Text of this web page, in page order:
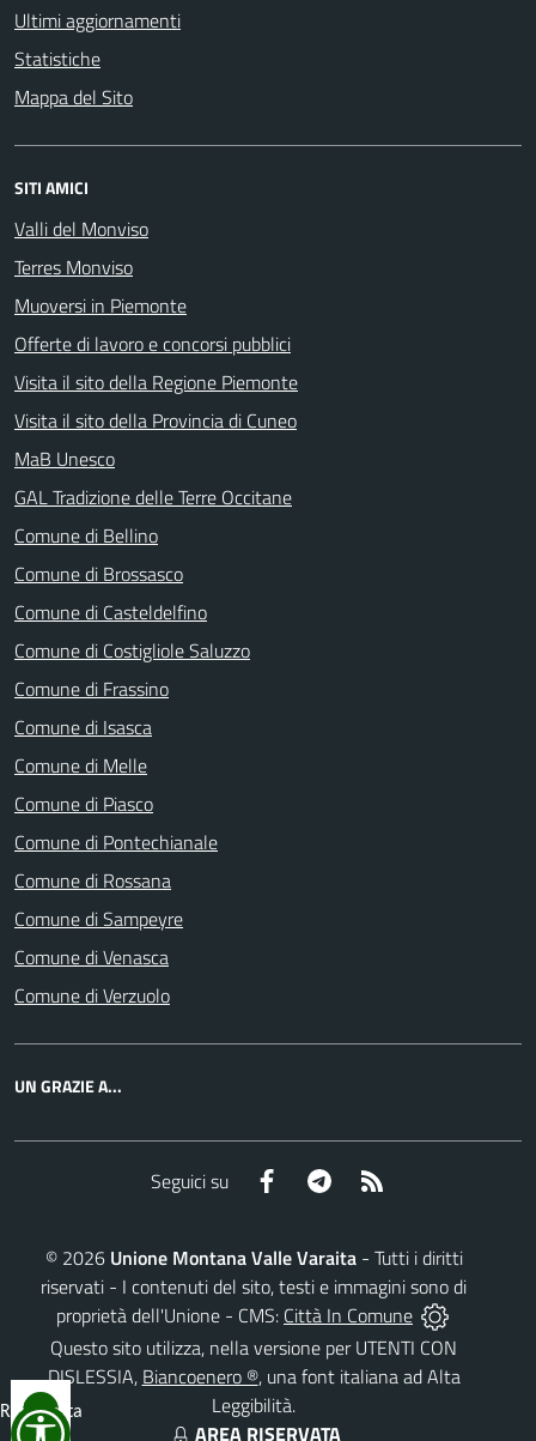
Ultimi aggiornamenti
Statistiche
Mappa del Sito
SITI AMICI
Valli del Monviso
Terres Monviso
Muoversi in Piemonte
Offerte di lavoro e concorsi pubblici
Visita il sito della Regione Piemonte
Visita il sito della Provincia di Cuneo
MaB Unesco
GAL Tradizione delle Terre Occitane
Comune di Bellino
Comune di Brossasco
Comune di Casteldelfino
Comune di Costigliole Saluzzo
Comune di Frassino
Comune di Isasca
Comune di Melle
Comune di Piasco
Comune di Pontechianale
Comune di Rossana
Comune di Sampeyre
Comune di Venasca
Comune di Verzuolo
UN GRAZIE A...
Seguici su Facebook Telegram
© 2026 Unione Montana Valle Varaita- Tutti i diritti
riservati - I contenuti del sito, testi e immagini sono di
proprietà dell'Unione - CMS: Città In Comune
Questo sito utilizza, nella versione per UTENTI CON
DISLESSIA, Biancoenero ®, una font italiana ad Alta
Leggibilità.
AREA RISERVATA
Reimposta
tutto